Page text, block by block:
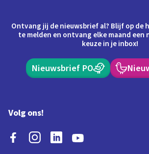
Ontvang jij de nieuwsbrief al? Blijf op de
te melden en ontvang elke maand een
keuze in je inbox!
Nieuwsbrief PO
Volg ons!